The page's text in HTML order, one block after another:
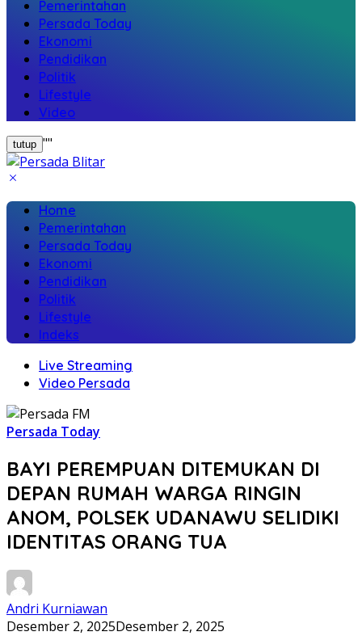
Pemerintahan
Persada Today
Ekonomi
Pendidikan
Politik
Lifestyle
Video
tutup ""
Home
Pemerintahan
Persada Today
Ekonomi
Pendidikan
Politik
Lifestyle
Indeks
Live Streaming
Video Persada
Persada Today
BAYI PEREMPUAN DITEMUKAN DI
DEPAN RUMAH WARGA RINGIN
ANOM, POLSEK UDANAWU SELIDIKI
IDENTITAS ORANG TUA
Andri Kurniawan
Desember 2, 2025Desember 2, 2025